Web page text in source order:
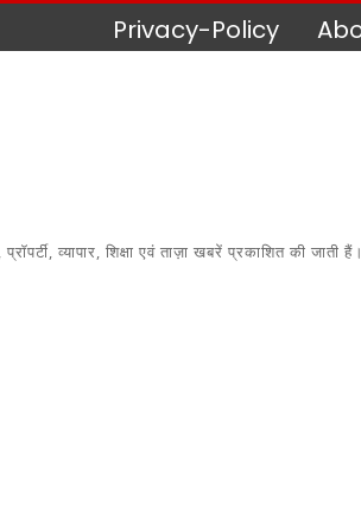
Privacy-Policy
व्यापार, शिक्षा एवं ताज़ा खबरें प्रकाशित की